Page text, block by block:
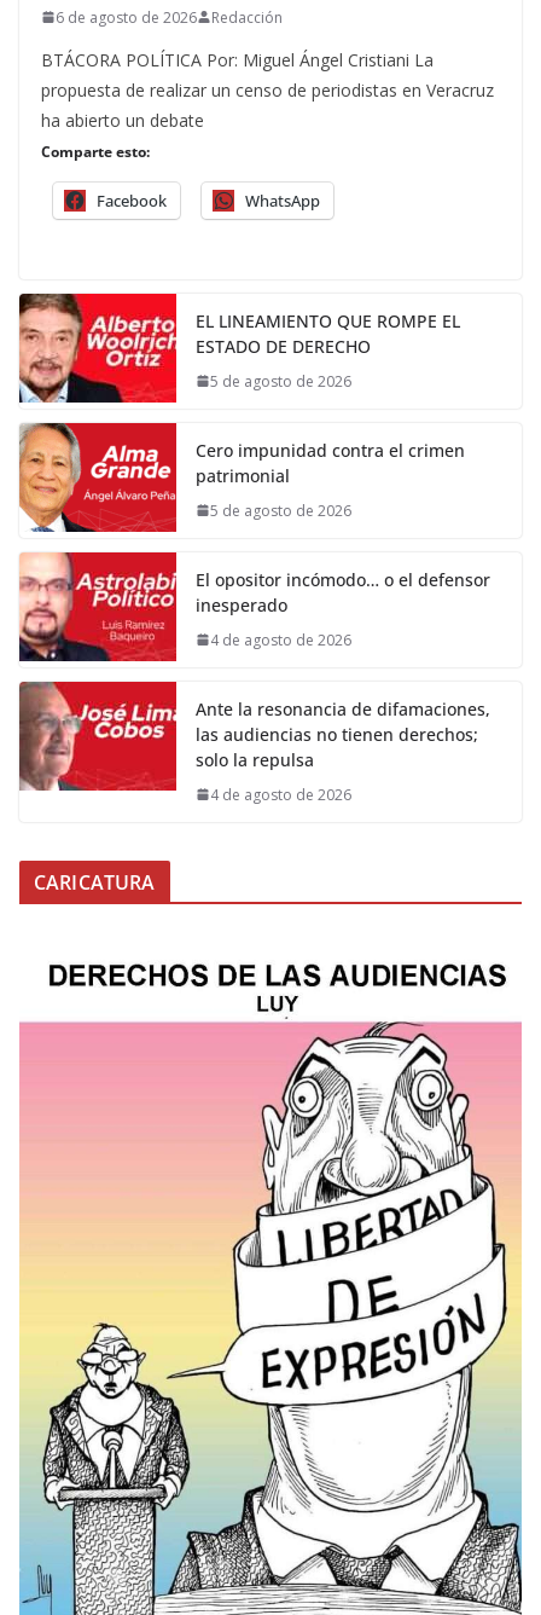
6 de agosto de 2026 Redacción
BTÁCORA POLÍTICA Por: Miguel Ángel Cristiani La
propuesta de realizar un censo de periodistas en Veracruz
ha abierto un debate
Comparte esto:
Facebook WhatsApp
EL LINEAMIENTO QUE ROMPE EL
ESTADO DE DERECHO
5 de agosto de 2026
Cero impunidad contra el crimen
patrimonial
5 de agosto de 2026
El opositor incómodo… o el defensor
inesperado
4 de agosto de 2026
Ante la resonancia de difamaciones,
las audiencias no tienen derechos;
solo la repulsa
4 de agosto de 2026
CARICATURA